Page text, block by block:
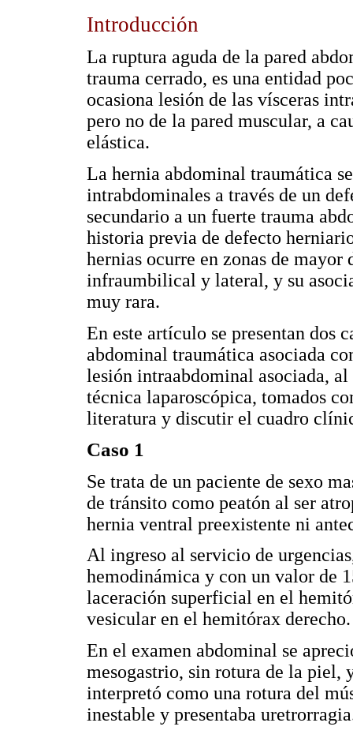
Introducción
La ruptura aguda de la pared
trauma cerrado, es una entidad
ocasiona lesión de las vísceras
pero no de la pared muscular, a
elástica.
La hernia abdominal traumática
intrabdominales a través de un
secundario a un fuerte trauma
historia previa de defecto
hernias ocurre en zonas de
infraumbilical y lateral, y su
muy rara.
En este artículo se presentan dos
abdominal traumática asociada
lesión intraabdominal asociada,
técnica laparoscópica, tomados
literatura y discutir el cuadro
Caso 1
Se trata de un paciente de sexo
de tránsito como peatón al ser
hernia ventral preexistente ni
Al ingreso al servicio de
hemodinámica y con un valor de
laceración superficial en el
vesicular en el hemitórax derecho.
En el examen abdominal se
mesogastrio, sin rotura de la piel,
interpretó como una rotura del
inestable y presentaba